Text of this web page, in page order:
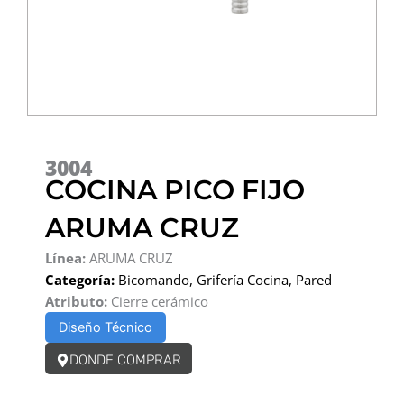
3004
COCINA PICO FIJO
ARUMA CRUZ
Línea: ARUMA CRUZ
Categoría: Bicomando, Grifería Cocina, Pared
Atributo: Cierre cerámico
Diseño Técnico
DONDE COMPRAR